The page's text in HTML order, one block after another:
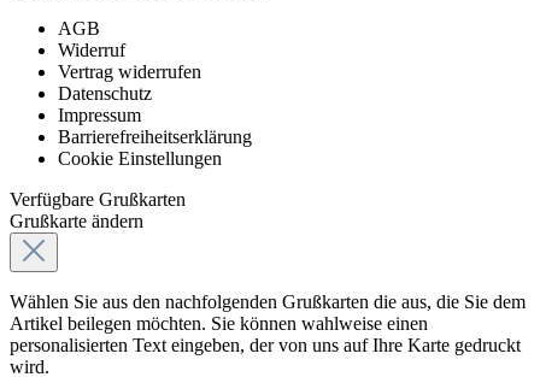
AGB
Widerruf
Vertrag widerrufen
Datenschutz
Impressum
Barrierefreiheitserklärung
Cookie Einstellungen
Verfügbare Grußkarten
Grußkarte ändern
Wählen Sie aus den nachfolgenden Grußkarten die aus, die Sie dem
Artikel beilegen möchten. Sie können wahlweise einen
personalisierten Text eingeben, der von uns auf Ihre Karte gedruckt
wird.